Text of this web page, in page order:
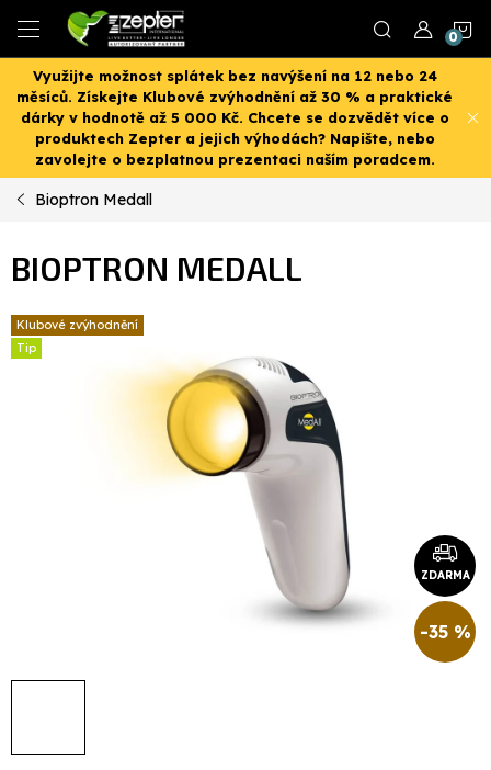
obsah
Využijte možnost splátek bez navýšení na 12 nebo 24
měsíců. Získejte Klubové zvýhodnění až 30 % a praktické
dárky v hodnotě až 5 000 Kč. Chcete se dozvědět více o
produktech Zepter a jejich výhodách? Napište, nebo
zavolejte o bezplatnou prezentaci naším poradcem.
Bioptron Medall
BIOPTRON MEDALL
Klubové zvýhodnění
Tip
ZDARMA
-35 %